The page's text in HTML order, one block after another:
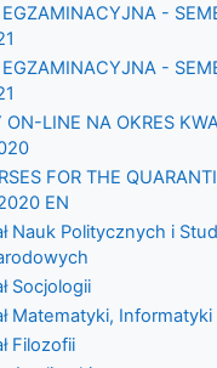
EGZAMINACYJNA -
EGZAMINACYJNA -
ON-LINE NA OKRES
FOR THE
EN
Nauk Politycznych i
Socjologii
Matematyki,
Filozofii